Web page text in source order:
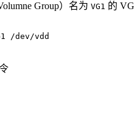
Group）名为 VG1 的 VG
/dev/vdd